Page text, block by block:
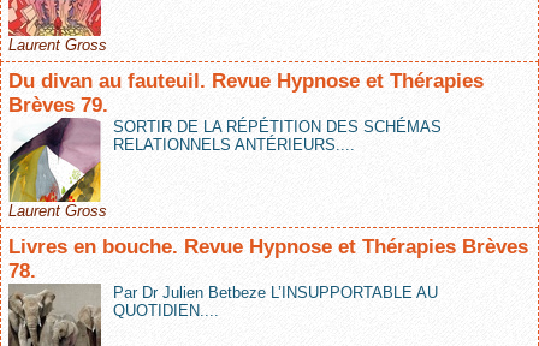
Laurent Gross
Du divan au fauteuil. Revue Hypnose et Thérapies
Brèves 79.
SORTIR DE LA RÉPÉTITION DES SCHÉMAS
RELATIONNELS ANTÉRIEURS....
Laurent Gross
Livres en bouche. Revue Hypnose et Thérapies Brèves
78.
Par Dr Julien Betbeze L’INSUPPORTABLE AU
QUOTIDIEN....